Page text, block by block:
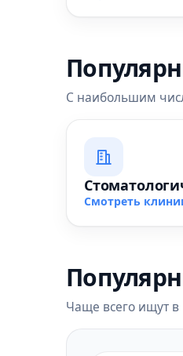
С наибольшим
Смотреть
Чаще всего ищут в